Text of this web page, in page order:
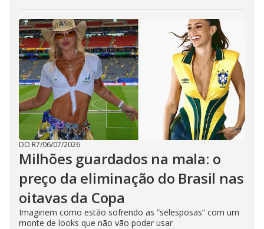
DO R7/06/07/2026
Milhões guardados na mala: o
preço da eliminação do Brasil nas
oitavas da Copa
Imaginem como estão sofrendo as “selesposas” com um
monte de looks que não vão poder usar